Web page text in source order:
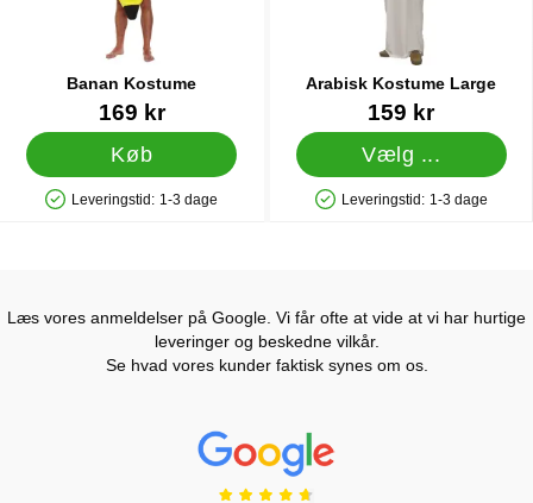
Banan Kostume
Varenr 18953169 kr
Køb
Produkttilgængelighed: På lager
Leveringstid: 1-3 dage
Arabisk Kostume Large
Varenr 5942159 kr
Vælg ...
Produkttilgængelighed: På lager
Leveringstid: 1-3 dage
Læs vores anmeldelser på Google. Vi får ofte at vide at vi har hurtige
leveringer og beskedne vilkår.
Se hvad vores kunder faktisk synes om os.
Prisjakt Anmeldelser: 4.7 Stjerne